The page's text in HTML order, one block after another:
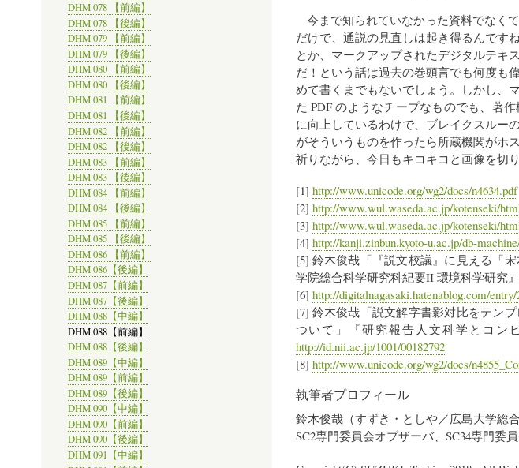
今まで知られていなかった資料でなく
だけで、通説の見直しは起き得るんです
とか、マークアップされたデジタルテキ
だ！という話は過去の巻頭言でも何度も
めて書くまでもないでしょう。しかし、
た PDF のようなチープなものでも、著
に向上しているわけで、ブレイクスルー
がそういうものを作ったら所蔵機関がホ
祈りながら、今日もキコキコと画像を切
[1] http://www.unicode.org/wg2/docs/n4634.pdf
[2] http://www.wul.waseda.ac.jp/kotenseki/
[3] http://www.wul.waseda.ac.jp/kotenseki/
[4] http://kanji.zinbun.kyoto-u.ac.jp/db-
[5] 鈴木俊哉「『説文校議』に見える「
学院総合科学研究科紀要II 環境科学研究』
[6] http://digitalnagasaki.hatenablog.com/entry/
[7] 鈴木俊哉「説文解字書影対比をテン
ついて」『研究報告人文科学とコンピ
http://id.nii.ac.jp/1001/00182792
[8] http://www.unicode.org/wg2/docs/
執筆者プロフィール
鈴木俊哉（すずき・としや／広島大学総
SC2専門委員会オブザーバ、SC34専門委員
DHM 078 【前編】
DHM 078 【後編】
DHM 079 【前編】
DHM 079 【後編】
DHM 080 【前編】
DHM 080 【後編】
DHM 081 【前編】
DHM 081 【後編】
DHM 082 【前編】
DHM 082 【後編】
DHM 083 【前編】
DHM 083 【後編】
DHM 084 【前編】
DHM 084 【後編】
DHM 085 【前編】
DHM 085 【後編】
DHM 086 【前編】
DHM 086【後編】
DHM 087【前編】
DHM 087【後編】
DHM 088【中編】
DHM 088【前編】
DHM 088【後編】
DHM 089【中編】
DHM 089【前編】
DHM 089【後編】
DHM 090【中編】
DHM 090【前編】
DHM 090【後編】
DHM 091【中編】